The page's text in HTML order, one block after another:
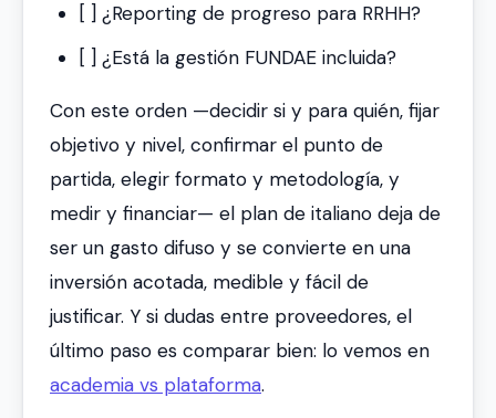
[ ] ¿Reporting de progreso para RRHH?
[ ] ¿Está la gestión FUNDAE incluida?
Con este orden —decidir si y para quién, fijar
objetivo y nivel, confirmar el punto de
partida, elegir formato y metodología, y
medir y financiar— el plan de italiano deja de
ser un gasto difuso y se convierte en una
inversión acotada, medible y fácil de
justificar. Y si dudas entre proveedores, el
último paso es comparar bien: lo vemos en
academia vs plataforma.